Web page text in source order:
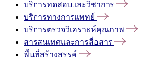
บริการทดสอบและวิชาการ
บริการทางการแพทย์
บริการตรวจวิเคราะห์คุณภาพ
สารสนเทศและการสื่อสาร
พื้นที่สร้างสรรค์